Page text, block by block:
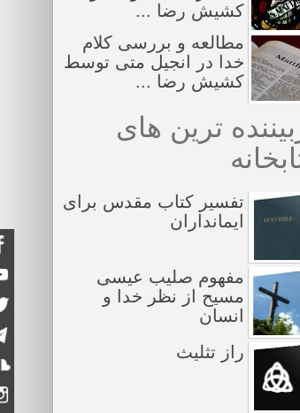
کشیش رضا ...
مطالعه و بررسی کلام
خدا در انجیل متی توسط
کشیش رضا ...
ترین های
تفسیر کتاب مقدس برای
ایمانداران
مفهوم صلیب عیسی
مسیح از نظر خدا و
انسان
راز تثلیث